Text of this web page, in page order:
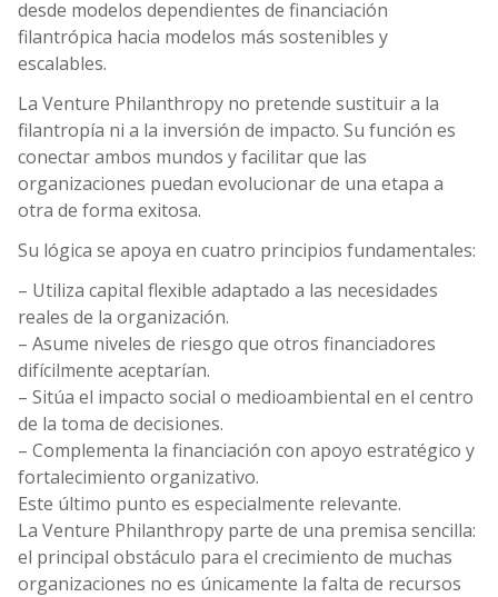
desde modelos dependientes de financiación
filantrópica hacia modelos más sostenibles y
escalables.
La Venture Philanthropy no pretende sustituir a la
filantropía ni a la inversión de impacto. Su función es
conectar ambos mundos y facilitar que las
organizaciones puedan evolucionar de una etapa a
otra de forma exitosa.
Su lógica se apoya en cuatro principios fundamentales:
– Utiliza capital flexible adaptado a las necesidades
reales de la organización.
– Asume niveles de riesgo que otros financiadores
difícilmente aceptarían.
– Sitúa el impacto social o medioambiental en el centro
de la toma de decisiones.
– Complementa la financiación con apoyo estratégico y
fortalecimiento organizativo.
Este último punto es especialmente relevante.
La Venture Philanthropy parte de una premisa sencilla:
el principal obstáculo para el crecimiento de muchas
organizaciones no es únicamente la falta de recursos